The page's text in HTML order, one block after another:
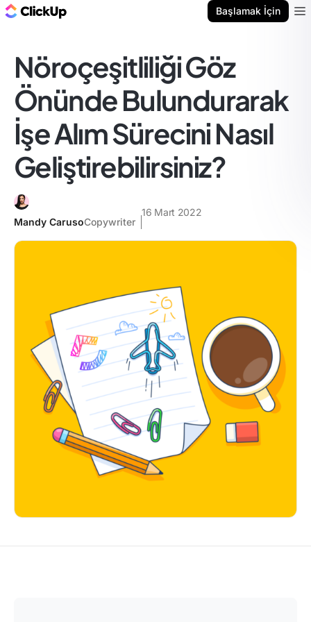
Başlamak İçin
Nöroçeşitliliği Göz
Önünde Bulundurarak
İşe Alım Sürecini Nasıl
Geliştirebilirsiniz?
Mandy CarusoCopywriter
16 Mart 2022